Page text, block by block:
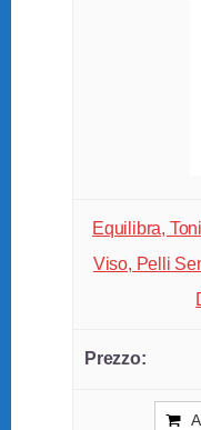
Equilibra,
Viso, Pelli